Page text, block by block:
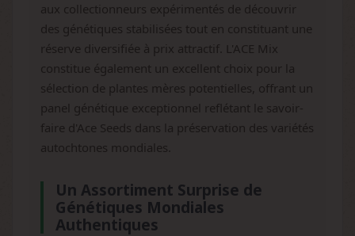
aux collectionneurs expérimentés de découvrir
des génétiques stabilisées tout en constituant une
réserve diversifiée à prix attractif. L'ACE Mix
constitue également un excellent choix pour la
sélection de plantes mères potentielles, offrant un
panel génétique exceptionnel reflétant le savoir-
faire d'Ace Seeds dans la préservation des variétés
autochtones mondiales.
Un Assortiment Surprise de
Génétiques Mondiales
Authentiques